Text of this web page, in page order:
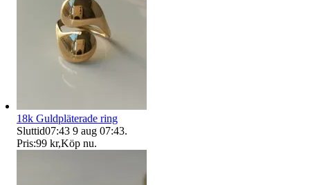
18k Guldpläterade ring
Sluttid07:43 9 aug 07:43.
Pris:99 kr,Köp nu.